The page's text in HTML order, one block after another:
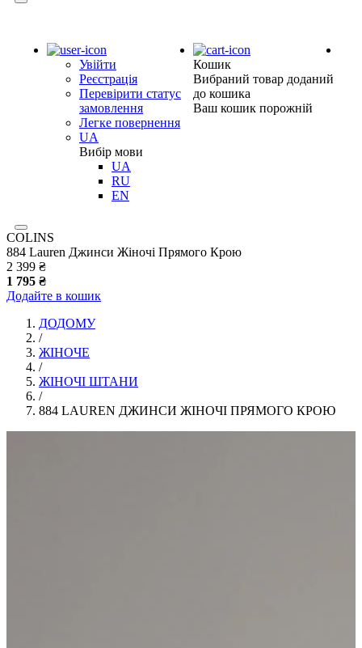
Увійти
Реєстрація
Перевірити статус
замовлення
Легке повернення
UA
Вибір мови
UA
RU
EN
Кошик
Вибраний товар доданий
до кошика
Ваш кошик порожній
COLINS
884 Lauren Джинси Жіночі Прямого Крою
2 399 ₴
1 795 ₴
Додайте в кошик
ДОДОМУ
/
ЖІНОЧЕ
/
ЖІНОЧІ ШТАНИ
/
884 LAUREN ДЖИНСИ ЖІНОЧІ ПРЯМОГО КРОЮ